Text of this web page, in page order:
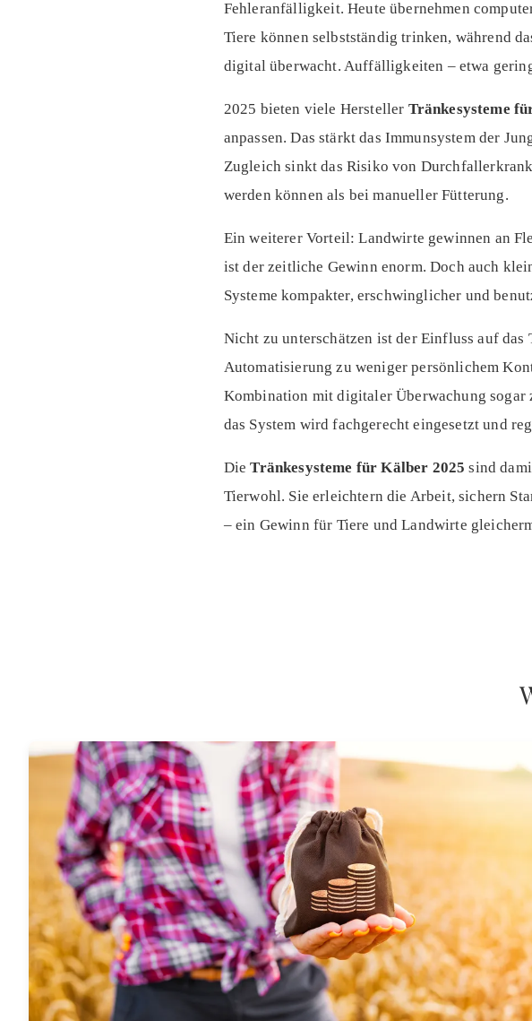
Fehleranfälligkeit. Heute übernehmen
Tiere können selbstständig trinken, während
digital überwacht. Auffälligkeiten – etwa
2025 bieten viele Hersteller Tränkesysteme
anpassen. Das stärkt das Immunsystem der
Zugleich sinkt das Risiko von
werden können als bei manueller Fütterung.
Ein weiterer Vorteil: Landwirte gewinnen an
ist der zeitliche Gewinn enorm. Doch auch
Systeme kompakter, erschwinglicher und
Nicht zu unterschätzen ist der Einfluss auf
Automatisierung zu weniger persönlichem
Kombination mit digitaler Überwachung sogar
das System wird fachgerecht eingesetzt und
DieTränkesysteme für Kälber 2025 sind
Tierwohl. Sie erleichtern die Arbeit, sichern
– ein Gewinn für Tiere und Landwirte